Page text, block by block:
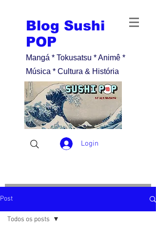
Blog Sushi
POP
Mangá * Tokusatsu * Animê *
Música * Cultura & História
Login
Post
Todos os posts